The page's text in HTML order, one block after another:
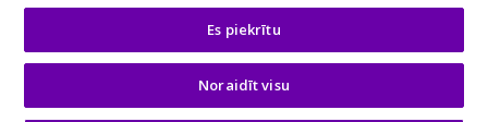
Aruodas.lt
KuldneBörs.ee
© 2026 GetaPro. Visas tiesības aizsargātas.
Es piekrītu
Noraidīt visu